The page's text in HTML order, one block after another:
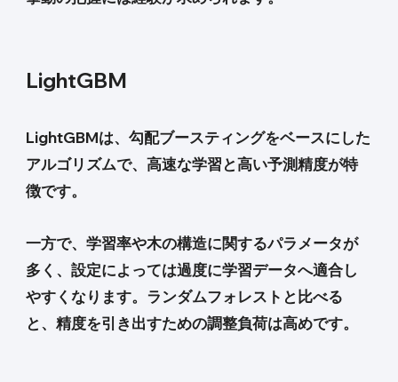
LightGBM
LightGBMは、勾配ブースティングをベースにした
アルゴリズムで、高速な学習と高い予測精度が特
徴です。
一方で、学習率や木の構造に関するパラメータが
多く、設定によっては過度に学習データへ適合し
やすくなります。ランダムフォレストと比べる
と、精度を引き出すための調整負荷は高めです。